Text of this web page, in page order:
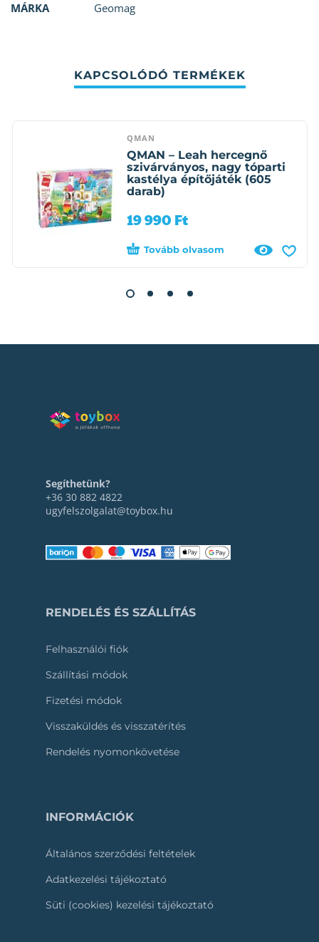
MÁRKA Geomag
KAPCSOLÓDÓ TERMÉKEK
QMAN
QMAN – Leah hercegnő
szivárványos, nagy tóparti
kastélya építőjáték (605
darab)
19 990 Ft
Tovább olvasom
Segíthetünk?
+36 30 882 4822
ugyfelszolgalat@toybox.hu
RENDELÉS ÉS SZÁLLÍTÁS
Felhasználói fiók
Szállítási módok
Fizetési módok
Visszaküldés és visszatérítés
Rendelés nyomonkövetése
INFORMÁCIÓK
Általános szerződési feltételek
Adatkezelési tájékoztató
Süti (cookies) kezelési tájékoztató